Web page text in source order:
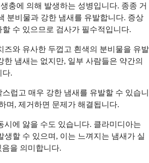
충에 의해 발생하는 성병입니다. 종종 거
분비물과 강한 냄새를 유발합니다. 증상
수 있으므로 검사가 필수적입니다.
즈와 유사한 두껍고 흰색의 분비물을 유발
한 냄새는 없지만, 일부 사람들은 약간의
다.
스럽고 매우 강한 냄새를 유발할 수 있습니
며, 제거하면 문제가 해결됩니다.
시에 앓을 수도 있습니다. 클라미디아는
생할 수 있으며, 이는 느껴지는 냄새가 실
을 의미합니다.